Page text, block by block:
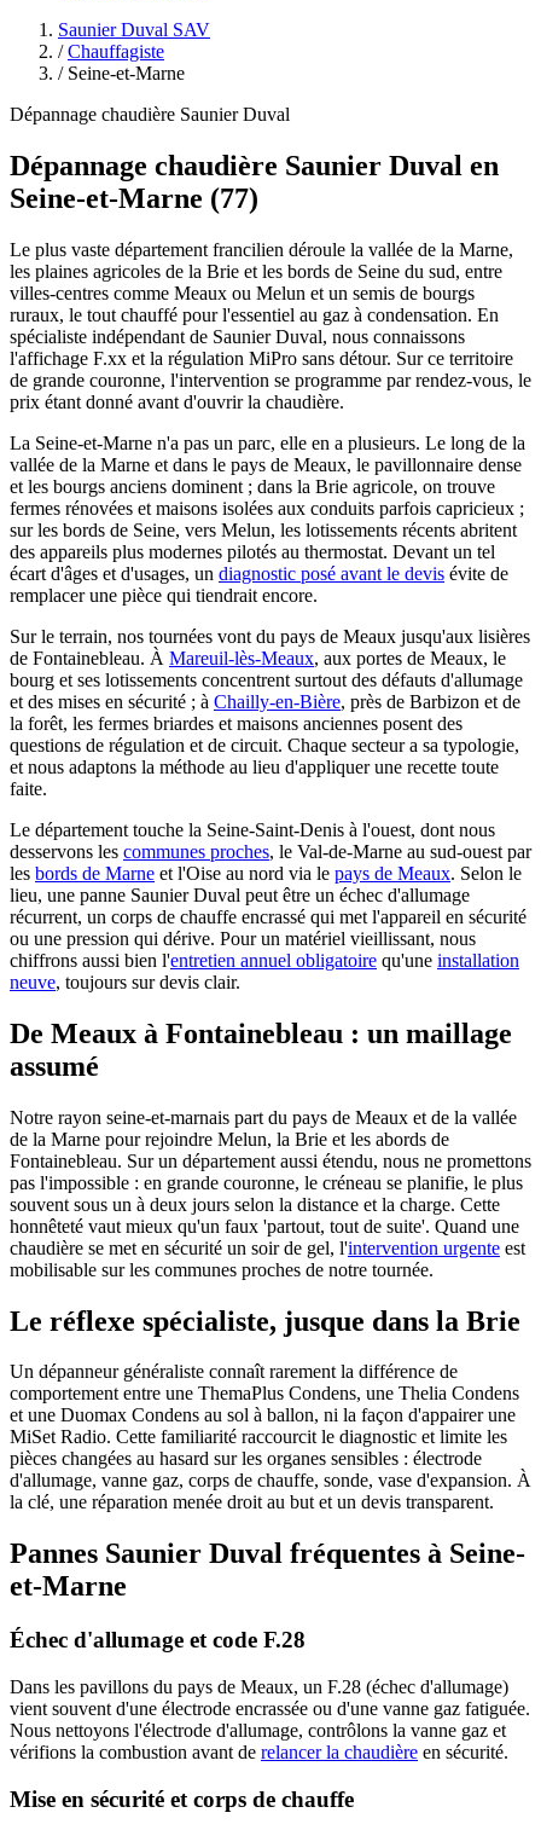
Saunier Duval SAV
/ Chauffagiste
/ Seine-et-Marne
Dépannage chaudière Saunier Duval
Dépannage chaudière Saunier Duval en
Seine-et-Marne (77)
Le plus vaste département francilien déroule la vallée de la Marne,
les plaines agricoles de la Brie et les bords de Seine du sud, entre
villes-centres comme Meaux ou Melun et un semis de bourgs
ruraux, le tout chauffé pour l'essentiel au gaz à condensation. En
spécialiste indépendant de Saunier Duval, nous connaissons
l'affichage F.xx et la régulation MiPro sans détour. Sur ce territoire
de grande couronne, l'intervention se programme par rendez-vous, le
prix étant donné avant d'ouvrir la chaudière.
La Seine-et-Marne n'a pas un parc, elle en a plusieurs. Le long de la
vallée de la Marne et dans le pays de Meaux, le pavillonnaire dense
et les bourgs anciens dominent ; dans la Brie agricole, on trouve
fermes rénovées et maisons isolées aux conduits parfois capricieux ;
sur les bords de Seine, vers Melun, les lotissements récents abritent
des appareils plus modernes pilotés au thermostat. Devant un tel
écart d'âges et d'usages, un diagnostic posé avant le devis évite de
remplacer une pièce qui tiendrait encore.
Sur le terrain, nos tournées vont du pays de Meaux jusqu'aux lisières
de Fontainebleau. À Mareuil-lès-Meaux, aux portes de Meaux, le
bourg et ses lotissements concentrent surtout des défauts d'allumage
et des mises en sécurité ; à Chailly-en-Bière, près de Barbizon et de
la forêt, les fermes briardes et maisons anciennes posent des
questions de régulation et de circuit. Chaque secteur a sa typologie,
et nous adaptons la méthode au lieu d'appliquer une recette toute
faite.
Le département touche la Seine-Saint-Denis à l'ouest, dont nous
desservons les communes proches, le Val-de-Marne au sud-ouest par
les bords de Marne et l'Oise au nord via le pays de Meaux. Selon le
lieu, une panne Saunier Duval peut être un échec d'allumage
récurrent, un corps de chauffe encrassé qui met l'appareil en sécurité
ou une pression qui dérive. Pour un matériel vieillissant, nous
chiffrons aussi bien l'entretien annuel obligatoire qu'une installation
neuve, toujours sur devis clair.
De Meaux à Fontainebleau : un maillage
assumé
Notre rayon seine-et-marnais part du pays de Meaux et de la vallée
de la Marne pour rejoindre Melun, la Brie et les abords de
Fontainebleau. Sur un département aussi étendu, nous ne promettons
pas l'impossible : en grande couronne, le créneau se planifie, le plus
souvent sous un à deux jours selon la distance et la charge. Cette
honnêteté vaut mieux qu'un faux 'partout, tout de suite'. Quand une
chaudière se met en sécurité un soir de gel, l'intervention urgente est
mobilisable sur les communes proches de notre tournée.
Le réflexe spécialiste, jusque dans la Brie
Un dépanneur généraliste connaît rarement la différence de
comportement entre une ThemaPlus Condens, une Thelia Condens
et une Duomax Condens au sol à ballon, ni la façon d'appairer une
MiSet Radio. Cette familiarité raccourcit le diagnostic et limite les
pièces changées au hasard sur les organes sensibles : électrode
d'allumage, vanne gaz, corps de chauffe, sonde, vase d'expansion. À
la clé, une réparation menée droit au but et un devis transparent.
Pannes Saunier Duval fréquentes à Seine-
et-Marne
Échec d'allumage et code F.28
Dans les pavillons du pays de Meaux, un F.28 (échec d'allumage)
vient souvent d'une électrode encrassée ou d'une vanne gaz fatiguée.
Nous nettoyons l'électrode d'allumage, contrôlons la vanne gaz et
vérifions la combustion avant de relancer la chaudière en sécurité.
Mise en sécurité et corps de chauffe